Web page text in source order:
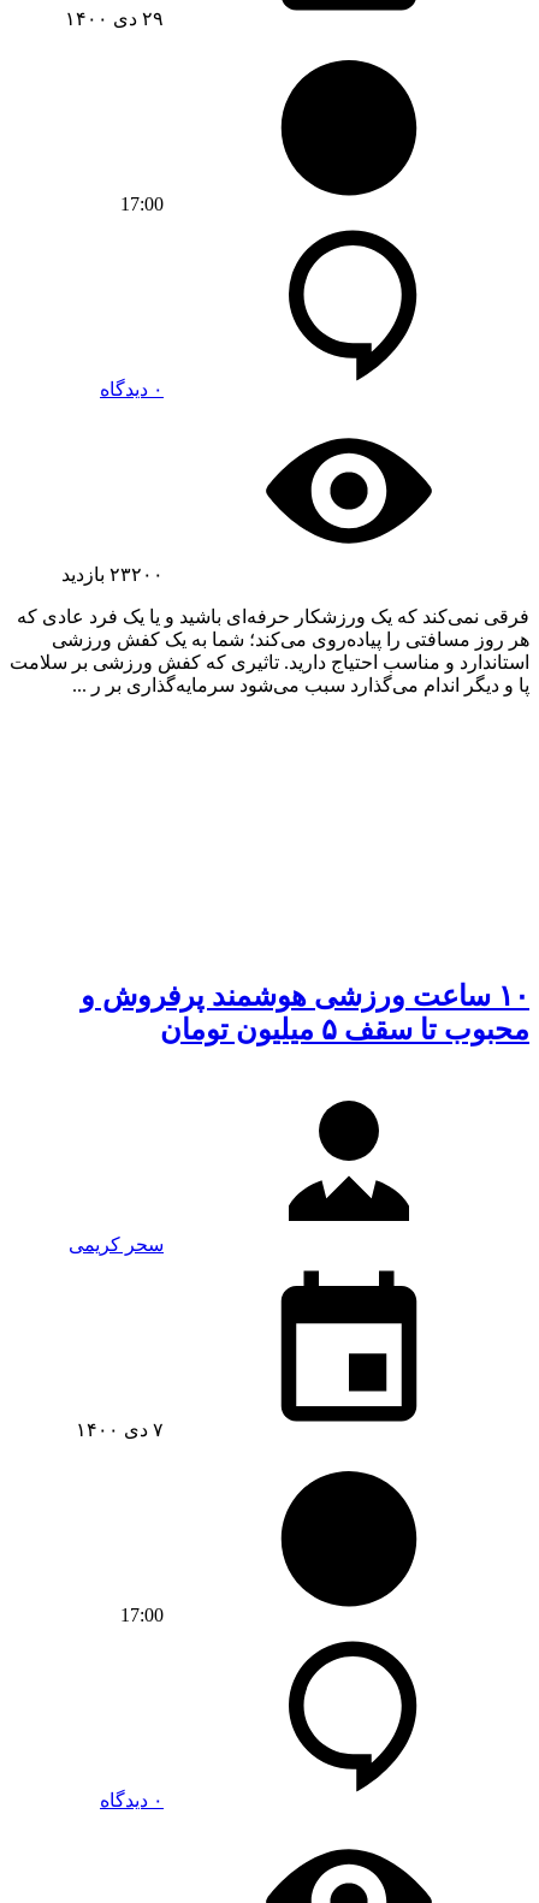
۲۹ دی ۱۴۰۰
17:00
۰ دیدگاه
۲۳۲۰۰ بازدید
فرقی نمی‌کند که یک ورزشکار حرفه‌ای باشید و یا یک فرد عادی که
هر روز مسافتی را پیاده‌روی می‌کند؛ شما به یک کفش ورزشی
استاندارد و مناسب احتیاج دارید. تاثیری که کفش ورزشی بر سلامت
پا و دیگر اندام می‌گذارد سبب می‌شود سرمایه‌گذاری بر ر ...
۱۰ ساعت ورزشی هوشمند پرفروش و
محبوب تا سقف ۵ میلیون تومان
سحر کریمی
۷ دی ۱۴۰۰
17:00
۰ دیدگاه